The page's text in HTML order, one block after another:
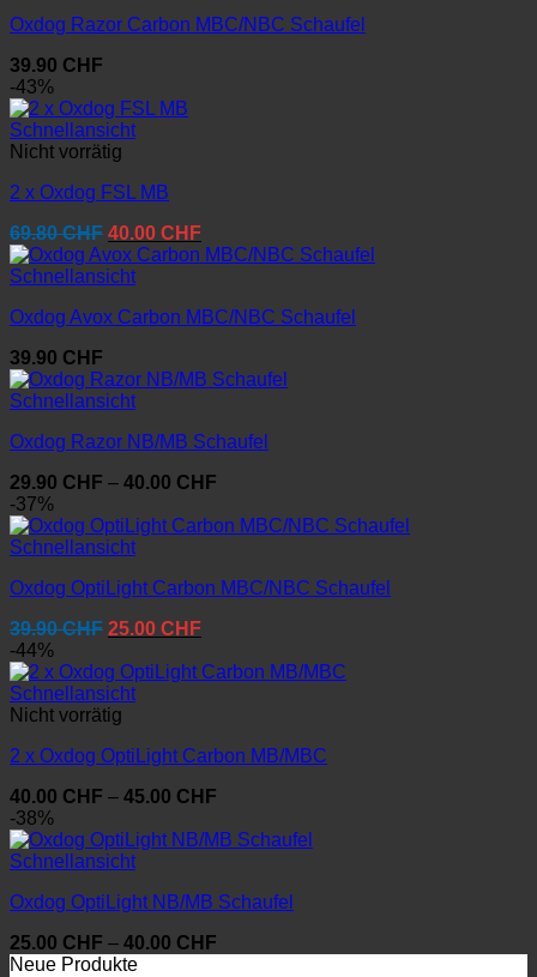
Oxdog Razor Carbon MBC/NBC Schaufel
39.90 CHF
-43%
Schnellansicht
Nicht vorrätig
2 x Oxdog FSL MB
69.80CHF Ursprünglicher
Preis
war:
40.00 CHFAktueller
Preis
Schnellansicht
Oxdog Avox Carbon MBC/NBC Schaufel
39.90 CHF
Schnellansicht
Oxdog Razor NB/MB Schaufel
29.90 CHF – 40.00 CHF
bis
-37%
Schnellansicht
Oxdog OptiLight Carbon MBC/NBC Schaufel
39.90CHF Ursprünglicher
war:
39.90 CHF
25.00 CHFAktueller
ist:
-44%
Schnellansicht
Nicht vorrätig
2 x Oxdog OptiLight Carbon MB/MBC
40.00 CHF – 45.00 CHF
bis
-38%
Schnellansicht
Oxdog OptiLight NB/MB Schaufel
25.00 CHF – 40.00 CHF
Neue Produkte